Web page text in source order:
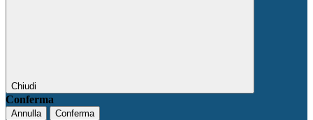
Chiudi
Conferma
Annulla Conferma